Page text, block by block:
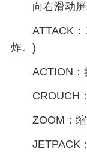
向右滑动
ATTACK
炸。)
ACTION：
CROUCH
ZOOM：
JETPACK